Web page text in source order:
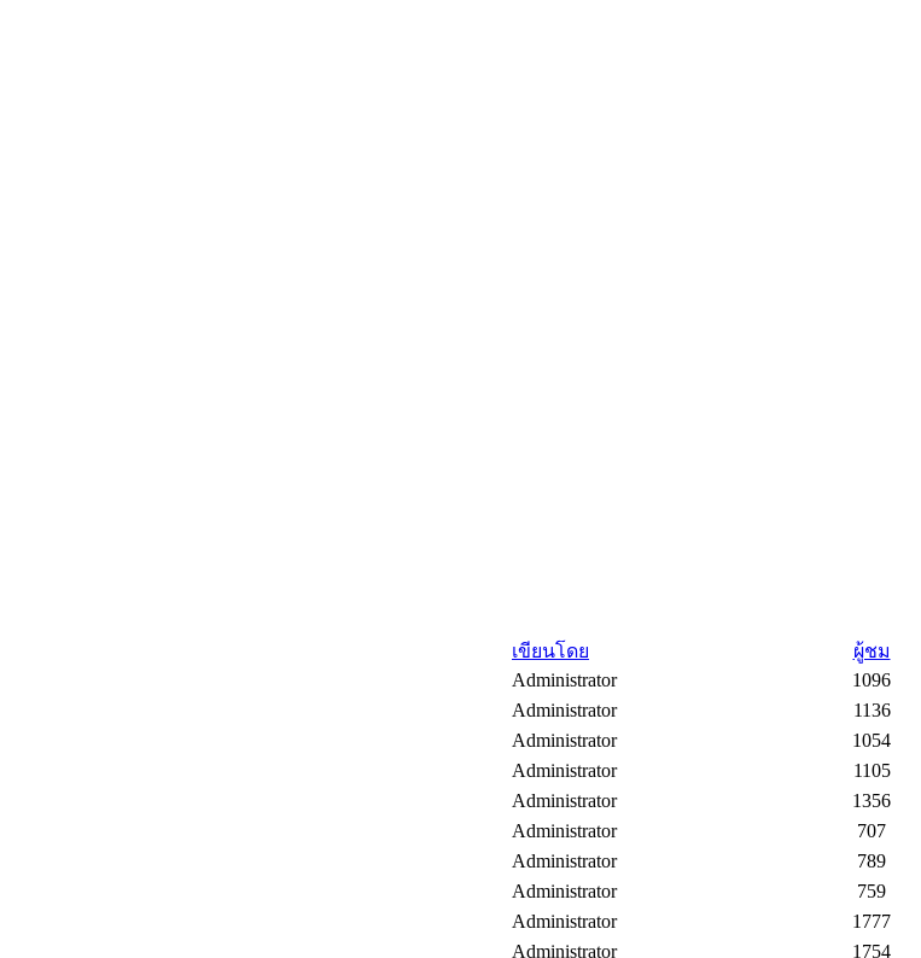
เขียนโดย
ผู้ชม
Administrator
1096
Administrator
1136
Administrator
1054
Administrator
1105
Administrator
1356
Administrator
707
Administrator
789
Administrator
759
Administrator
1777
Administrator
1754